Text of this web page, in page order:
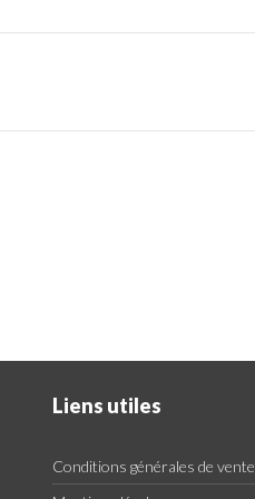
Liens utiles
Conditions générales de vente